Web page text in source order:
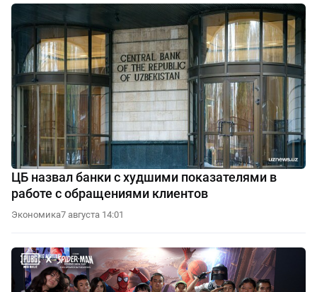
ЦБ назвал банки с худшими показателями в
работе с обращениями клиентов
Экономика7 августа 14:01